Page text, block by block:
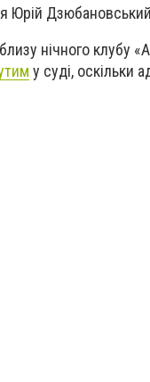
Юрій
нічного клубу
у суді, оскільки